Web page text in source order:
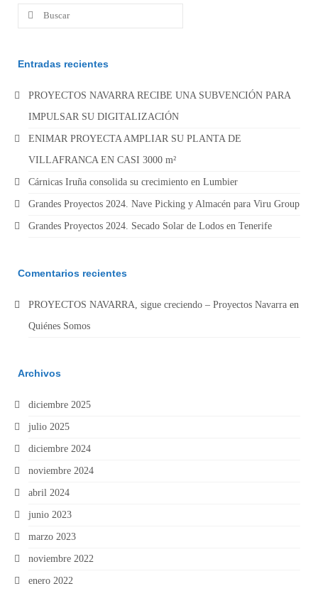
de
entradas
Buscar
Entradas recientes
PROYECTOS NAVARRA RECIBE UNA SUBVENCIÓN PARA
IMPULSAR SU DIGITALIZACIÓN
ENIMAR PROYECTA AMPLIAR SU PLANTA DE
VILLAFRANCA EN CASI 3000 m²
Cárnicas Iruña consolida su crecimiento en Lumbier
Grandes Proyectos 2024. Nave Picking y Almacén para Viru Group
Grandes Proyectos 2024. Secado Solar de Lodos en Tenerife
Comentarios recientes
PROYECTOS NAVARRA, sigue creciendo – Proyectos Navarra en
Quiénes Somos
Archivos
diciembre 2025
julio 2025
diciembre 2024
noviembre 2024
abril 2024
junio 2023
marzo 2023
noviembre 2022
enero 2022